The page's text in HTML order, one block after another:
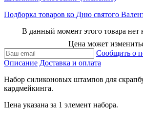
Подборка товаров ко Дню святого
В данный момент этого товара нет
Цена может
Сообщить о
Описание Доставка и оплата
Набор силиконовых штампов для
кардмейкинга.
Цена указана за 1 элемент набора.